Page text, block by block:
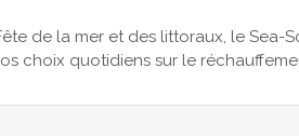
de la mer et des littoraux, le Sea-
choix quotidiens sur le